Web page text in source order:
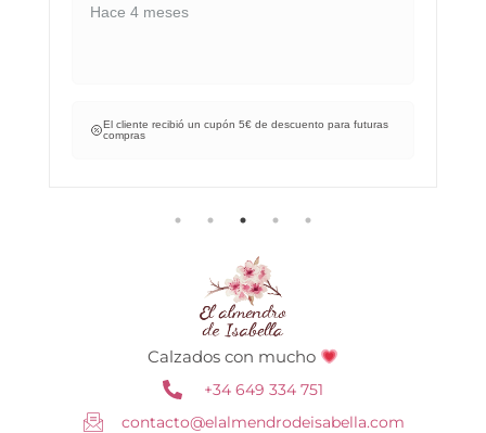
Hace 4 meses
El cliente recibió un cupón 5€ de descuento para futuras
compras
Calzados con mucho
+34 649 334 751
contacto@elalmendrodeisabella.com